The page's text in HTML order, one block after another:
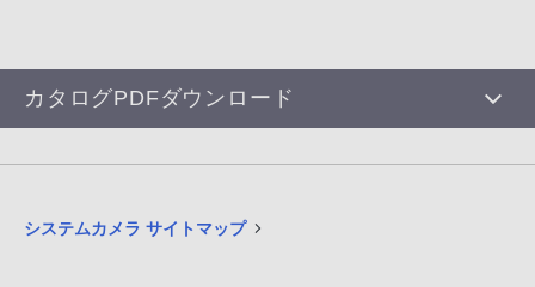
カタログPDFダウンロード
システムカメラ サイトマップ